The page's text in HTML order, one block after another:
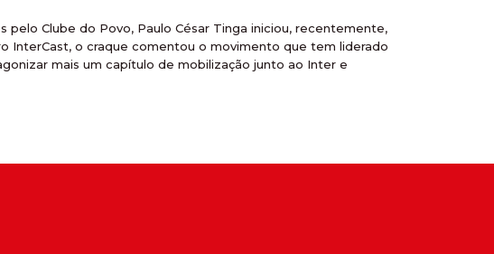
Clube do Povo, Paulo César Tinga iniciou, recentemente,
InterCast, o craque comentou o movimento que tem liderado
mais um capítulo de mobilização junto ao Inter e